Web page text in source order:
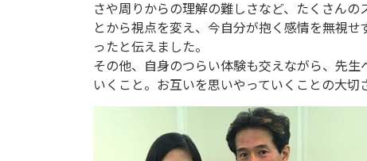
さや周りからの理解の難しさなど、たくさん
とから視点を変え、今自分が抱く感情を無視
ったと伝えました。
その他、自身のつらい体験も交えながら、先
いくこと。お互いを思いやっていくことの大